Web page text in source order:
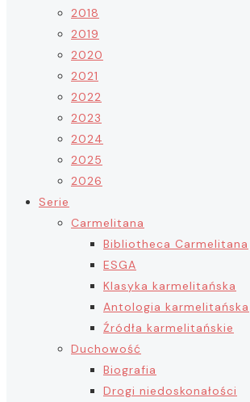
2018
2019
2020
2021
2022
2023
2024
2025
2026
Serie
Carmelitana
Bibliotheca Carmelitana
ESGA
Klasyka karmelitańska
Antologia karmelitańska
Źródła karmelitańskie
Duchowość
Biografia
Drogi niedoskonałości